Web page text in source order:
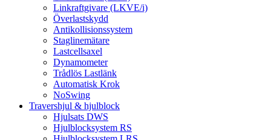
Linkraftgivare (LKVE/i)
Överlastskydd
Antikollisionssystem
Staglinemätare
Lastcellsaxel
Dynamometer
Trådlös Lastlänk
Automatisk Krok
NoSwing
Travershjul & hjulblock
Hjulsats DWS
Hjulblocksystem RS